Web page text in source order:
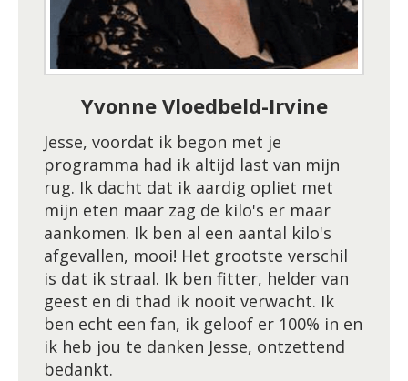
Yvonne Vloedbeld-Irvine
Jesse, voordat ik begon met je
programma had ik altijd last van mijn
rug. Ik dacht dat ik aardig opliet met
mijn eten maar zag de kilo's er maar
aankomen. Ik ben al een aantal kilo's
afgevallen, mooi! Het grootste verschil
is dat ik straal. Ik ben fitter, helder van
geest en di thad ik nooit verwacht. Ik
ben echt een fan, ik geloof er 100% in en
ik heb jou te danken Jesse, ontzettend
bedankt.